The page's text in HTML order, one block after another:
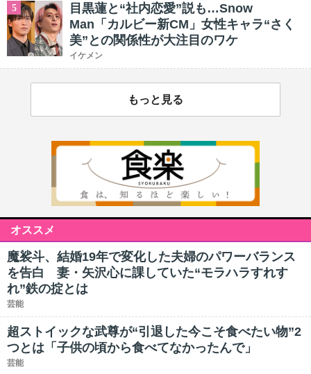
5
目黒蓮と“社内恋愛”説も…Snow
Man「カルビー新CM」女性キャラ“さく
美”との関係性が大注目のワケ
イケメン
もっと見る
オススメ
魔裟斗、結婚19年で変化した夫婦のパワーバランス
を告白 妻・矢沢心に課していた“モラハラすれす
れ”鉄の掟とは
芸能
超ストイックな武尊が“引退した今こそ食べたい物”2
つとは「子供の頃から食べてなかったんで」
芸能